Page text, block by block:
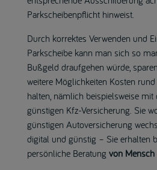
Parkscheibenpflicht hinweist.
Durch korrektes Verwenden und
Parkscheibe kann man sich so
Bußgeld draufgehen würde,
weitere Möglichkeiten Kosten
halten, nämlich beispielsweise mit
günstigen Kfz-Versicherung. Sie
günstigen Autoversicherung
digital und günstig – Sie erhalten
persönliche Beratung von